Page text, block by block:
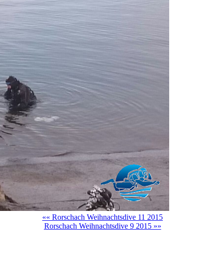
«« Rorschach Weihnachtsdive 11 2015
Rorschach Weihnachtsdive 9 2015 »»